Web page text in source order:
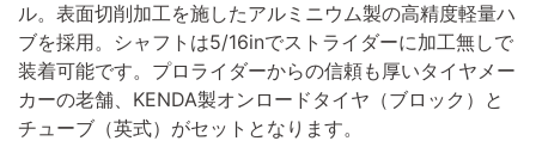
ル。表面切削加工を施したアルミニウム製の高精度軽量ハ
ブを採用。シャフトは5/16inでストライダーに加工無しで
装着可能です。プロライダーからの信頼も厚いタイヤメー
カーの老舗、KENDA製オンロードタイヤ（ブロック）と
チューブ（英式）がセットとなります。